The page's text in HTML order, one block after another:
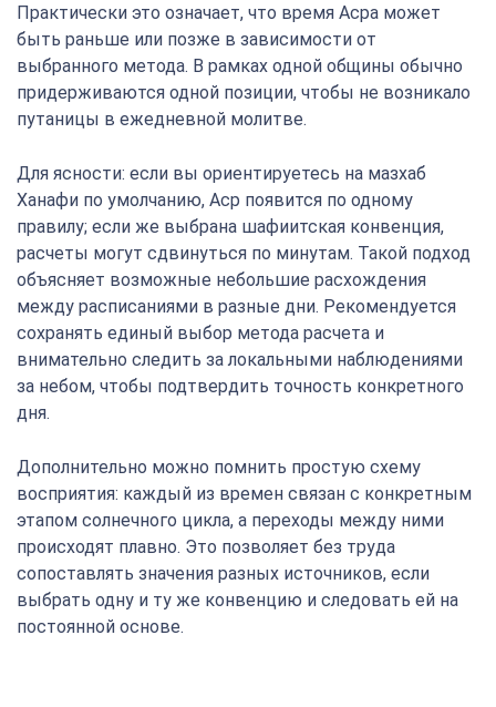
Практически это означает, что время Асра может
быть раньше или позже в зависимости от
выбранного метода. В рамках одной общины обычно
придерживаются одной позиции, чтобы не возникало
путаницы в ежедневной молитве.
Для ясности: если вы ориентируетесь на мазхаб
Ханафи по умолчанию, Аср появится по одному
правилу; если же выбрана шафиитская конвенция,
расчеты могут сдвинуться по минутам. Такой подход
объясняет возможные небольшие расхождения
между расписаниями в разные дни. Рекомендуется
сохранять единый выбор метода расчета и
внимательно следить за локальными наблюдениями
за небом, чтобы подтвердить точность конкретного
дня.
Дополнительно можно помнить простую схему
восприятия: каждый из времен связан с конкретным
этапом солнечного цикла, а переходы между ними
происходят плавно. Это позволяет без труда
сопоставлять значения разных источников, если
выбрать одну и ту же конвенцию и следовать ей на
постоянной основе.